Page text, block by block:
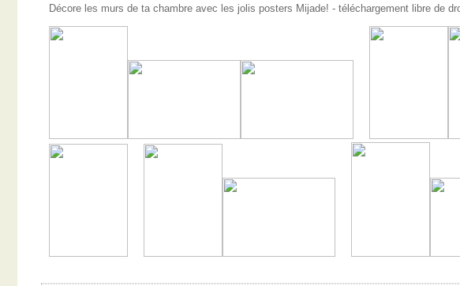
Décore les murs de ta chambre avec les jolis posters Mijade! - téléchargement libre de